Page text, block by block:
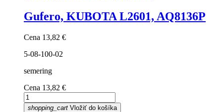
Gufero, KUBOTA L2601, AQ8136P
Cena 13,82 €
5-08-100-02
semering
Cena 13,82 €
shopping_cart Vložiť do košíka